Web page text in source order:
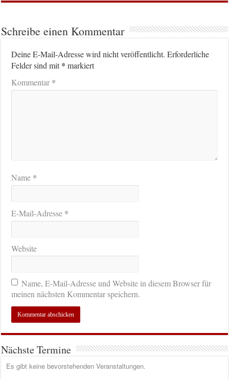
Schreibe einen Kommentar
Deine E-Mail-Adresse wird nicht veröffentlicht. Erforderliche
Felder sind mit* markiert
Kommentar*
Name *
E-Mail-Adresse *
Website
Name, E-Mail-Adresse und Website in diesem Browser für
meinen nächsten Kommentar speichern.
Nächste Termine
Es gibt keine bevorstehenden Veranstaltungen.